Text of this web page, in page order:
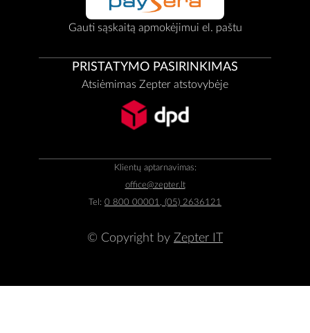
Gauti sąskaitą apmokėjimui el. paštu
PRISTATYMO PASIRINKIMAS
Atsiėmimas Zepter atstovybėje
Klientų aptarnavimas:
office@zepter.lt
Tel: 0 800 00001, (05) 2636121
© Copyright by Zepter IT